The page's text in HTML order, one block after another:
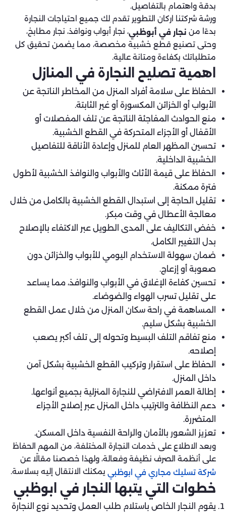
بدقة واهتمام بالتفاصيل.
ورشة شركتنا اركان التطوير تقدم لك جميع احتياجات النجارة
بدءًا من نجار في أبوظبي، نجار أبواب ونوافذ، نجار مطابخ،
وحتى تصنيع قطع خشبية مخصصة، مما يضمن تحقيق كل
متطلباتك بكفاءة ومتانة عالية.
اهمية تصليح النجارة في المنازل
الحفاظ على سلامة أفراد المنزل من المخاطر الناتجة عن
الأبواب أو الخزائن المكسورة أو غير الثابتة.
منع الحوادث المفاجئة الناتجة عن تلف المفصلات أو
الأقفال أو الأجزاء المتحركة في القطع الخشبية.
تحسين المظهر العام للمنزل وإعادة الأناقة للتفاصيل
الخشبية الداخلية.
الحفاظ على قيمة الأثاث والأبواب والنوافذ الخشبية لأطول
فترة ممكنة.
تقليل الحاجة إلى استبدال القطع الخشبية بالكامل من خلال
معالجة الأعطال في وقت مبكر.
خفض التكاليف على المدى الطويل عبر الاكتفاء بالإصلاح
بدل التغيير الكامل.
ضمان سهولة الاستخدام اليومي للأبواب والخزائن دون
صعوبة أو إزعاج.
تحسين كفاءة الإغلاق في الأبواب والنوافذ، مما يساعد
على تقليل تسرب الهواء والضوضاء.
المساهمة في راحة سكان المنزل من خلال عمل القطع
الخشبية بشكل سليم.
منع تفاقم التلف البسيط وتحوله إلى تلف أكبر يصعب
إصلاحه.
الحفاظ على استقرار وتركيب القطع الخشبية بشكل آمن
داخل المنزل.
إطالة العمر الافتراضي للنجارة المنزلية بجميع أنواعها.
دعم النظافة والترتيب داخل المنزل عبر إصلاح الأجزاء
المتضررة.
تعزيز الشعور بالأمان والراحة النفسية داخل المسكن.
وبعد الاطلاع على خدمات النجارة المختلفة، من المهم الحفاظ
على أنظمة الصرف نظيفة وفعالة، ولهذا خصصنا مقالًا عن
شركة تسليك مجاري في ابوظبي يمكنك الانتقال إليه بسلاسة.
خطوات التي يتبها النجار في ابوظبي
يقوم النجار الخاص باستلام طلب العمل وتحديد نوع النجارة